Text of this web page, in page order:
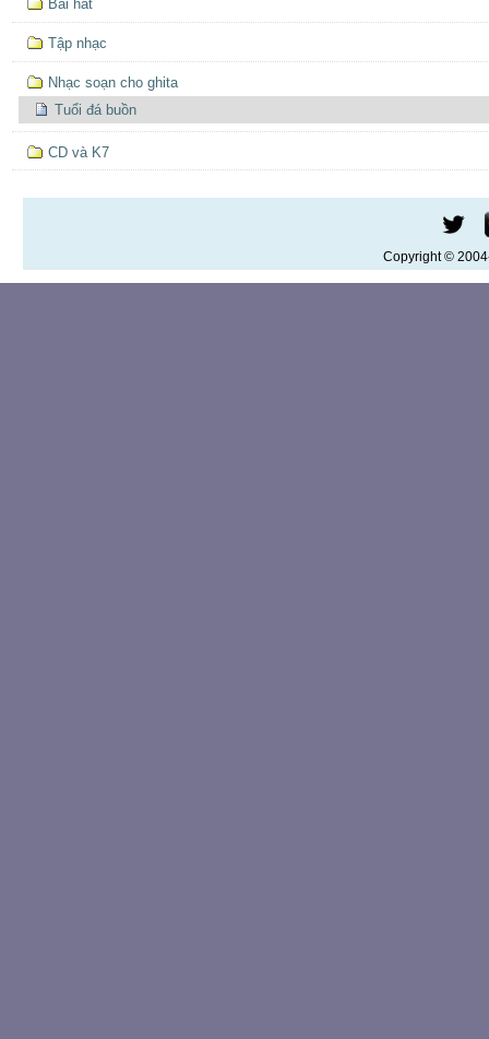
Bài hát
Tập nhạc
Nhạc soạn cho ghita
Tuổi đá buồn
CD và K7
Copyright ©